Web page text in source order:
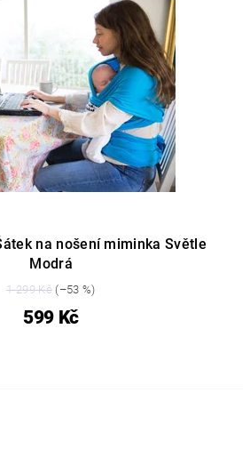
na nošení miminka Světle
Modrá
1 299 Kč (–53 %)
599 Kč